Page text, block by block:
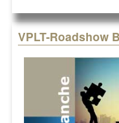
VPLT-Roadshow